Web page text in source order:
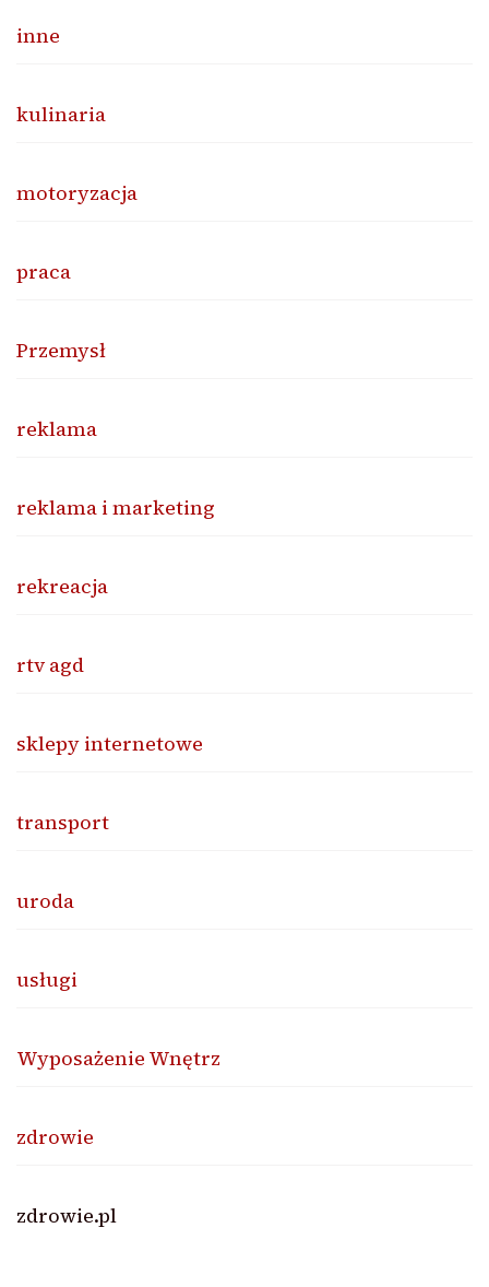
inne
kulinaria
motoryzacja
praca
Przemysł
reklama
reklama i marketing
rekreacja
rtv agd
sklepy internetowe
transport
uroda
usługi
Wyposażenie Wnętrz
zdrowie
zdrowie.pl